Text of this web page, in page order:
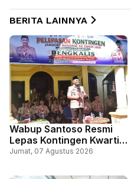
BERITA LAINNYA
Wabup Santoso Resmi
Lepas Kontingen Kwartir
Cabang Gerakan
Jambore Nasional, di
Jumat, 07 Agustus 2026